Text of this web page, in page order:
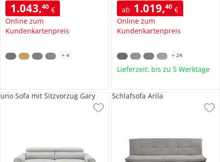
1.043,40 €
Online zum
Kundenkartenpreis
+ 4
ab 1.019,40 €
Online zum
Kundenkartenpreis
+ 24
Lieferzeit: bis zu 5 Werktage
uno Sofa mit Sitzvorzug Gary Schlafsofa Arila